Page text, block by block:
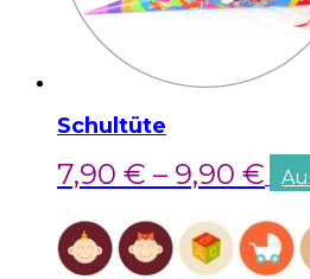
Schultüte
7,90 € – 9,90 €